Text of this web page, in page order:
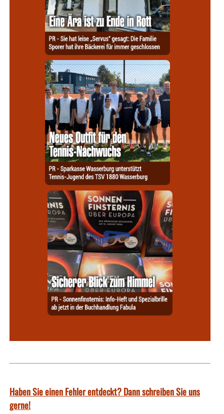
Haben Sie einen Fehler entdeckt? Dann schreiben Sie uns
gerne!